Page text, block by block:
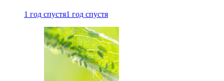
1 год спустя1 год спустя